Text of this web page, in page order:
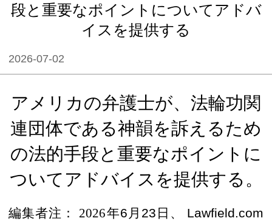
段と重要なポイントについてアドバ
イスを提供する
2026-07-02
アメリカの弁護士が、法輪功関
連団体である神韻を訴えるため
の法的手段と重要なポイントに
ついて アドバイスを提供する。
編集者注： 2026年6 月 23 日 、
Lawfield.com